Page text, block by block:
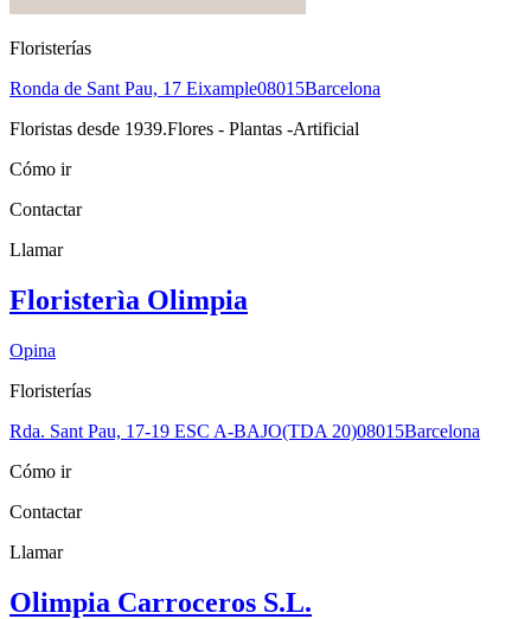
Floristerías
Ronda de Sant Pau, 17 Eixample08015Barcelona
Floristas desde 1939.Flores - Plantas -Artificial
Cómo ir
Contactar
Llamar
Floristerìa Olimpia
Opina
Floristerías
Rda. Sant Pau, 17-19 ESC A-BAJO(TDA 20)08015Barcelona
Cómo ir
Contactar
Llamar
Olimpia Carroceros S.L.